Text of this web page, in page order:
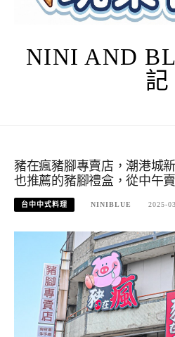
NINI AND
記
豬在瘋豬腳專賣店，潮港城
也推薦的豬腳禮盒，從中午
台中中式料理 NINIBLUE 2025-